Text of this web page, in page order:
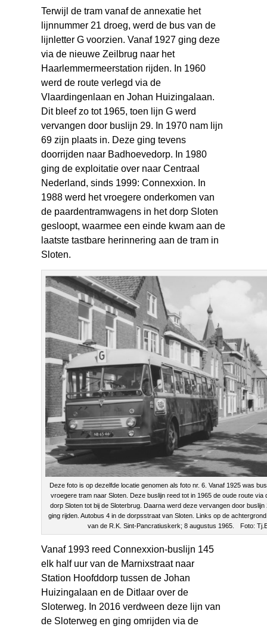
Terwijl de tram vanaf de annexatie het
lijnnummer 21 droeg, werd de bus van de
lijnletter G voorzien. Vanaf 1927 ging deze
via de nieuwe Zeilbrug naar het
Haarlemmermeerstation rijden. In 1960
werd de route verlegd via de
Vlaardingenlaan en Johan Huizingalaan.
Dit bleef zo tot 1965, toen lijn G werd
vervangen door buslijn 29. In 1970 nam lijn
69 zijn plaats in. Deze ging tevens
doorrijden naar Badhoevedorp. In 1980
ging de exploitatie over naar Centraal
Nederland, sinds 1999: Connexxion. In
1988 werd het vroegere onderkomen van
de paardentramwagens in het dorp Sloten
gesloopt, waarmee een einde kwam aan de
laatste tastbare herinnering aan de tram in
Sloten.
Deze foto is op dezelfde locatie genomen als foto nr. 6. Vanaf 1925 was
vroegere tram naar Sloten. Deze buslijn reed tot in 1965 de oude route via
dorp Sloten tot bij de Sloterbrug. Daarna werd deze vervangen door
ging rijden. Autobus 4 in de dorpsstraat van Sloten. Links op de
van de R.K. Sint-Pancratiuskerk; 8 augustus 1965. Foto:
Vanaf 1993 reed Connexxion-buslijn 145
elk half uur van de Marnixstraat naar
Station Hoofddorp tussen de Johan
Huizingalaan en de Ditlaar over de
Sloterweg. In 2016 verdween deze lijn van
de Sloterweg en ging omrijden via de